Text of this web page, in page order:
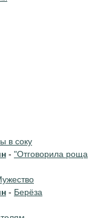
в соку
- "Отговорила роща
- Берёза